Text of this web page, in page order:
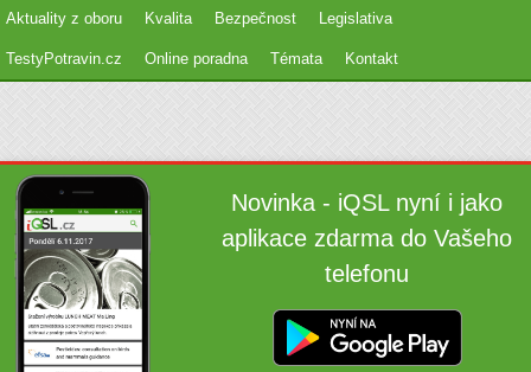
Aktuality z oboru Kvalita Bezpečnost Legislativa
TestyPotravin.cz Online poradna Témata Kontakt
Novinka - iQSL nyní i jako
aplikace zdarma do Vašeho
telefonu